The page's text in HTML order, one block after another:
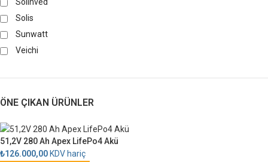
Solinved
Solis
Sunwatt
Veichi
ÖNE ÇIKAN ÜRÜNLER
51,2V 280 Ah Apex LifePo4 Akü
₺126.000,00KDV hariç